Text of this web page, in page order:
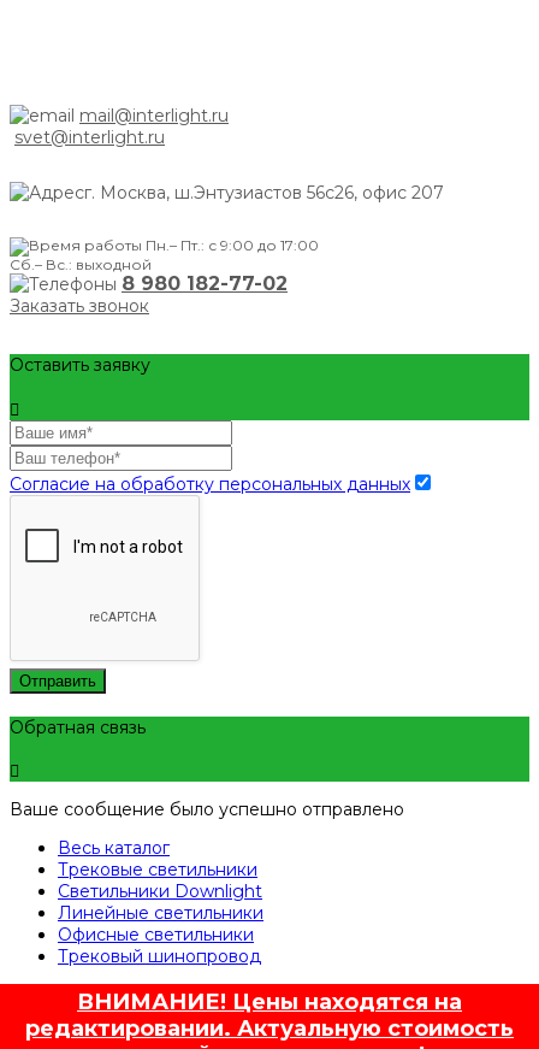
mail@interlight.ru
svet@interlight.ru
г. Москва, ш.Энтузиастов 56с26, офис 207
Пн.– Пт.: с 9:00 до 17:00
Сб.– Вс.: выходной
8 980 182-77-02
Заказать звонок
Оставить заявку
Согласие на обработку персональных данных
Отправить
Обратная связь
Ваше сообщение было успешно отправлено
Весь каталог
Трековые светильники
Светильники Downlight
Линейные светильники
Офисные светильники
Трековый шинопровод
ВНИМАНИЕ! Цены находятся на
редактировании. Актуальную стоимость